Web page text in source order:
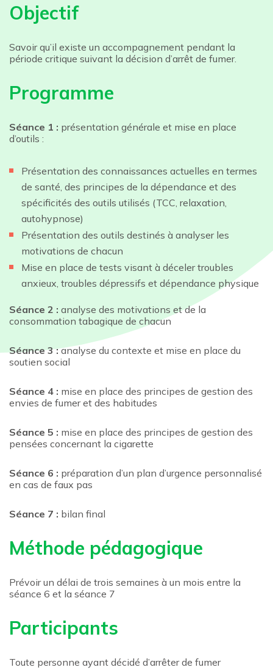
Objectif
Savoir qu’il existe un accompagnement pendant la
période critique suivant la décision d’arrêt de fumer.
Programme
Séance 1 : présentation générale et mise en place
d’outils :
Présentation des connaissances actuelles en termes
de santé, des principes de la dépendance et des
spécificités des outils utilisés (TCC, relaxation,
autohypnose)
Présentation des outils destinés à analyser les
motivations de chacun
Mise en place de tests visant à déceler troubles
anxieux, troubles dépressifs et dépendance physique
Séance 2 : analyse des motivations et de la
consommation tabagique de chacun
Séance 3 :analyse du contexte et mise en place du
soutien social
Séance 4 : mise en place des principes de gestion des
envies de fumer et des habitudes
Séance 5 : mise en place des principes de gestion des
pensées concernant la cigarette
Séance 6 : préparation d’un plan d’urgence personnalisé
en cas de faux pas
Séance 7 : bilan final
Méthode pédagogique
Prévoir un délai de trois semaines à un mois entre la
séance 6 et la séance 7
Participants
Toute personne ayant décidé d’arrêter de fumer